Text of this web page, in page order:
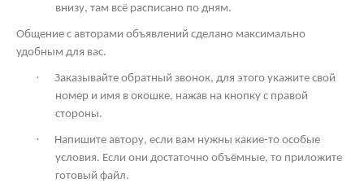
внизу, там всё расписано по дням.
Общение с авторами объявлений сделано максимально
удобным для вас.
·
Заказывайте обратный звонок, для этого укажите свой
номер и имя в окошке, нажав на кнопку с правой
стороны.
·
Напишите автору, если вам нужны какие-то особые
условия. Если они достаточно объёмные, то приложите
готовый файл.